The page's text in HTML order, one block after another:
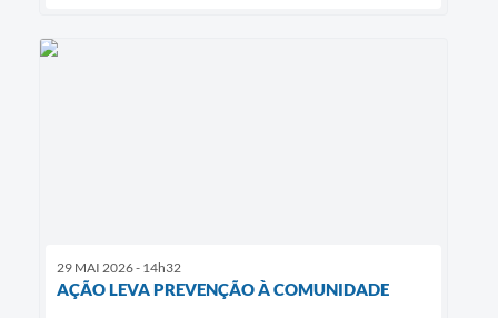
29 MAI 2026 - 14h32
AÇÃO LEVA PREVENÇÃO À COMUNIDADE